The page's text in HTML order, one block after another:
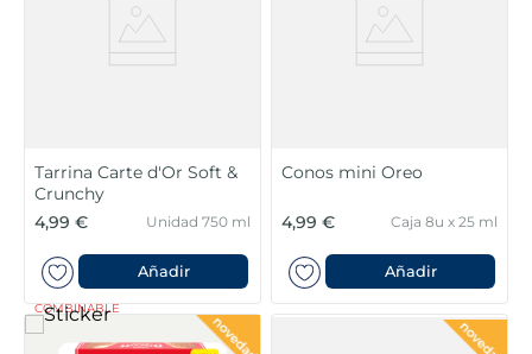
Tarrina Carte d'Or Soft &
Crunchy
4,99 €
COMBINABLE
Unidad 750 ml
Añadir
Conos mini Oreo
4,99 € Caja 8u x 25 ml
Añadir